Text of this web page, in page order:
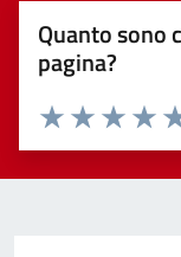
Quanto sono
pagina?
Valuta 3
Valuta 2
Valuta 1 stelle su